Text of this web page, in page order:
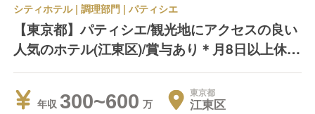
シティホテル | 調理部門 | パティシエ
【東京都】パティシエ/観光地にアクセスの良い
人気のホテル(江東区)/賞与あり＊月8日以上休み
＊残業代別途支給
年収 300~600 東京都
江東区